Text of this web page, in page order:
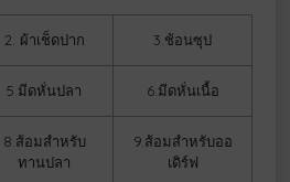
2. ผ้าเช็ดปาก 3.ช้อนซุป
5.มีดหั่นปลา 6.มีดหั่นเนื้อ
8.ส้อมสำหรับ
ทานปลา
9.ส้อมสำหรับออ
เดิร์ฟ